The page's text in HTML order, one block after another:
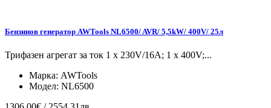
Бензинов генератор AWTools NL6500/ AVR/ 5,5kW/ 400V/ 25л
Трифазен агрегат за ток 1 x 230V/16A; 1 x 400V;...
Марка: AWTools
Модел: NL6500